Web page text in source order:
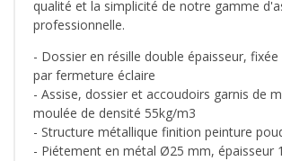
qualité et la simplicité de notre gamme
professionnelle.
- Dossier en résille double épaisseur,
par fermeture éclaire
- Assise, dossier et accoudoirs garnis de
moulée de densité 55kg/m3
- Structure métallique finition peinture
- Piétement en métal Ø25 mm, épaisseur